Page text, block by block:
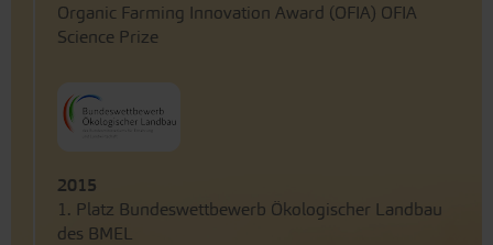
Organic Farming Innovation Award (OFIA) OFIA
Science Prize
2015
1. Platz Bundeswettbewerb Ökologischer Landbau
des BMEL